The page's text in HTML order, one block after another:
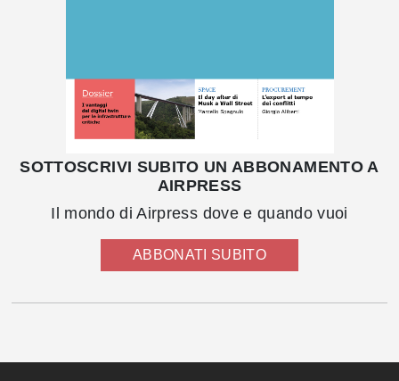
SOTTOSCRIVI SUBITO UN ABBONAMENTO A
AIRPRESS
Il mondo di Airpress dove e quando vuoi
ABBONATI SUBITO